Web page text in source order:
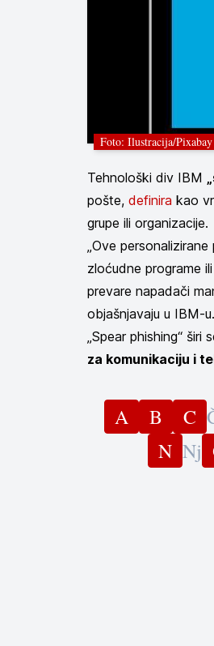
Foto: Ilustracija/Pixabay
Tehnološki div IBM
pošte, definira kao
grupe ili organizacije.
„Ove
zloćudne programe
prevare napadači
objašnjavaju u IBM-u.
„Spear phishing“ širi
za komunikaciju i
A B C
N Nj